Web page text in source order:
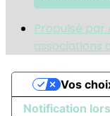
Propulsé par
associations
Notification
Vos